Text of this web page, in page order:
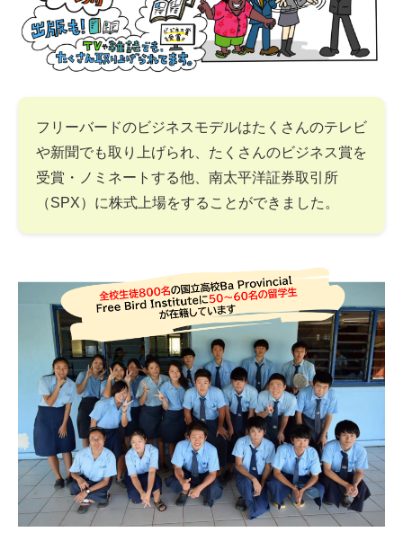
フリーバードのビジネスモデルはたくさんのテレビ
や新聞でも取り上げられ、たくさんのビジネス賞を
受賞・ノミネートする他、南太平洋証券取引所
（SPX）に株式上場をすることができました。